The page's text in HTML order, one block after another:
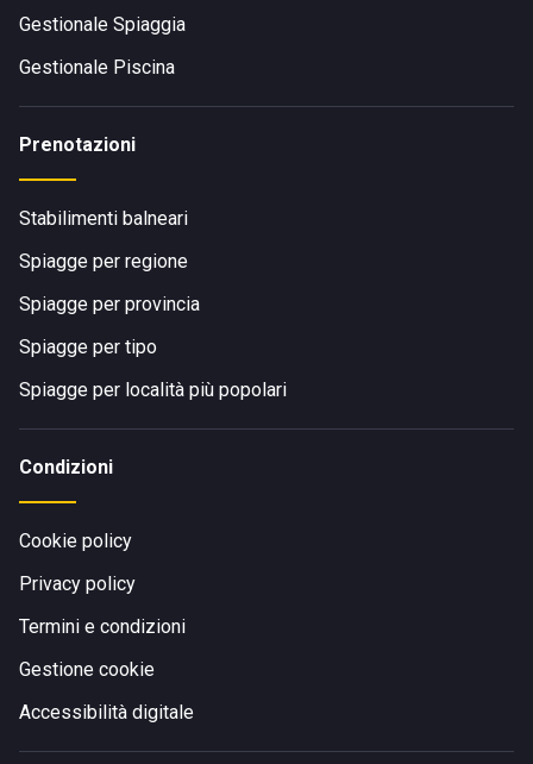
Gestionale Spiaggia
Gestionale Piscina
Prenotazioni
Stabilimenti balneari
Spiagge per regione
Spiagge per provincia
Spiagge per tipo
Spiagge per località più popolari
Condizioni
Cookie policy
Privacy policy
Termini e condizioni
Gestione cookie
Accessibilità digitale